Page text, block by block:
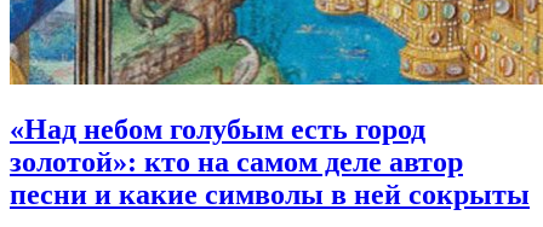
«Над небом голубым есть город
золотой»: кто на самом деле автор
песни и какие символы в ней сокрыты